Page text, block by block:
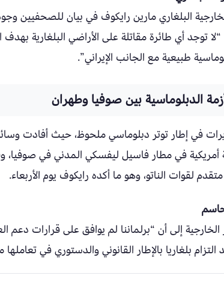
البلغاري مارين رايكوف في بيان للصحفيين
توجد أي طائرة مقاتلة على الأراضي البلغارية
طبيعية مع الجانب الإيراني”.
الدبلوماسية بين صوفيا وطهران
في إطار توتر دبلوماسي ملحوظ، حيث أفادت
في مطار فاسيل ليفسكي المدني في
لقوات الناتو، وهو ما أكده رايكوف يوم الأربعاء.
الخارجية إلى أن “برلماننا لم يوافق على قرارات
بلغاريا بالإطار القانوني والدستوري في